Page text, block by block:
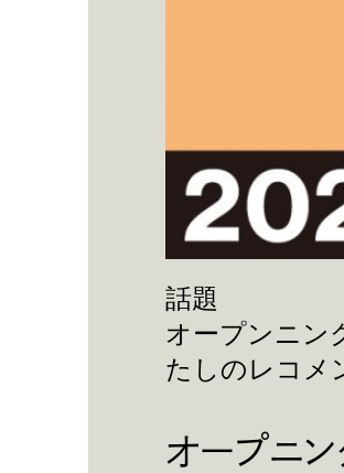
話題
オープンニン
たしのレコメ
オープニン